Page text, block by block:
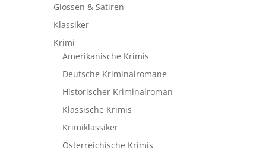
Glossen & Satiren
Klassiker
Krimi
Amerikanische Krimis
Deutsche Kriminalromane
Historischer Kriminalroman
Klassische Krimis
Krimiklassiker
Österreichische Krimis